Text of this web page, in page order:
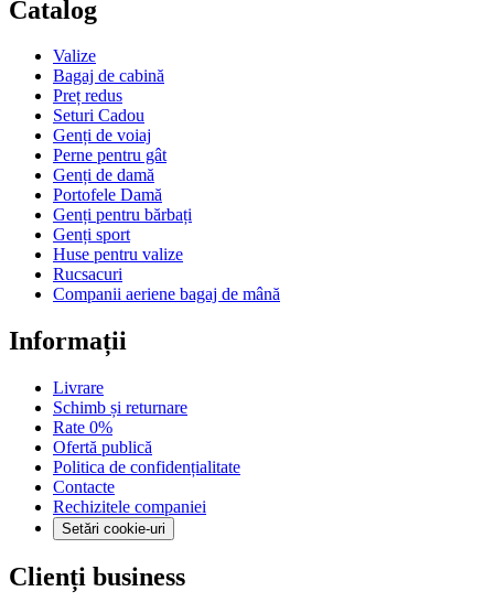
Catalog
Valize
Bagaj de cabină
Preț redus
Seturi Cadou
Genți de voiaj
Perne pentru gât
Genți de damă
Portofele Damă
Genți pentru bărbați
Genți sport
Huse pentru valize
Rucsacuri
Companii aeriene bagaj de mână
Informații
Livrare
Schimb și returnare
Rate 0%
Ofertă publică
Politica de confidențialitate
Contacte
Rechizitele companiei
Setări cookie-uri
Clienți business